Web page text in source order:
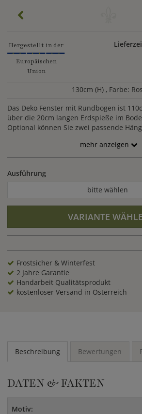
Hergestellt in der
Europäischen
Union
130cm (H) , Farbe:
Das Deko Fenster mit Rundbogen ist
über die 20cm langen Erdspieße im
Optional können Sie zwei passende
mehr anzeigen
Ausführung
bitte wählen
VARIANTE
Frostsicher & Winterfest
2 Jahre Garantie
Handarbeit Qualitätsprodukt
kostenloser Versand in Österreich
Beschreibung Bewertungen
DATEN & FAKTEN
Motiv: